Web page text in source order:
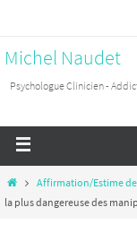
Michel Naudet
Psychologue Clinicien -
Affirmation/Estime
la plus dangereuse des